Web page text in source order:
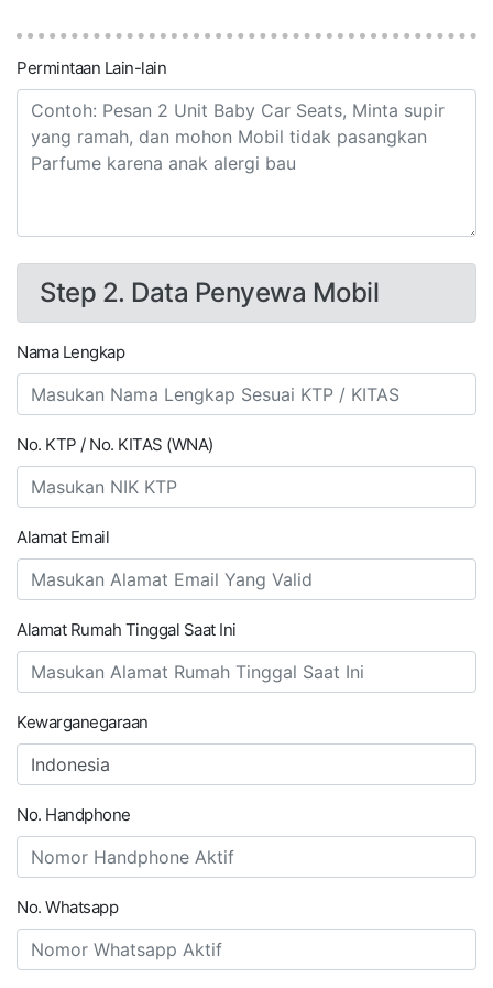
Permintaan Lain-lain
Step 2. Data Penyewa Mobil
Nama Lengkap
No. KTP / No. KITAS (WNA)
Alamat Email
Alamat Rumah Tinggal Saat Ini
Kewarganegaraan
No. Handphone
No. Whatsapp